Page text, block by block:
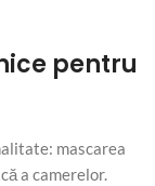
pentru
mascarea
a camerelor.